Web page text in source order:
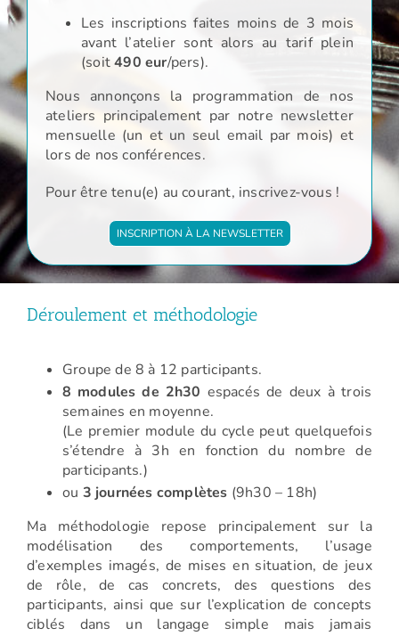
Les inscriptions faites moins de 3 mois
avant l’atelier sont alors au tarif plein
(soit490 eur/pers).
Nous annonçons la programmation de nos
ateliers principalement par notre newsletter
mensuelle (un et un seul email par mois) et
lors de nos conférences.
Pour être tenu(e) au courant, inscrivez-vous !
INSCRIPTION À LA NEWSLETTER
Déroulement et méthodologie
Groupe de 8 à 12 participants.
8 modules de 2h30 espacés de deux à trois
semaines en moyenne.
(Le premier module du cycle peut quelquefois
s’étendre à 3h en fonction du nombre de
participants.)
ou 3 journées complètes (9h30 – 18h)
Ma méthodologie repose principalement sur la
modélisation des comportements, l’usage
d’exemples imagés, de mises en situation, de jeux
de rôle, de cas concrets, des questions des
participants, ainsi que sur l’explication de concepts
ciblés dans un langage simple mais jamais